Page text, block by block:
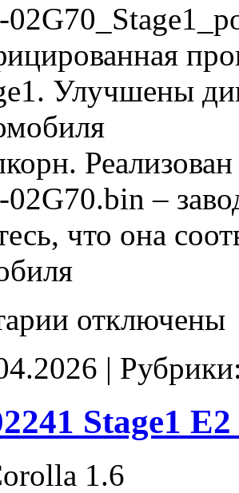
Улучшены
–
что она
записи
Stage1
POPCORN
отключены
|
Stage1
1.6